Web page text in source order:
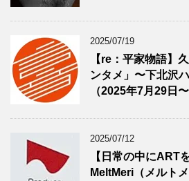
2025/07/19
【re：平家物語】
ンタメ」〜下北沢
（2025年7月29日〜
2025/07/12
【日常の中にART
MeltMeri（メルト